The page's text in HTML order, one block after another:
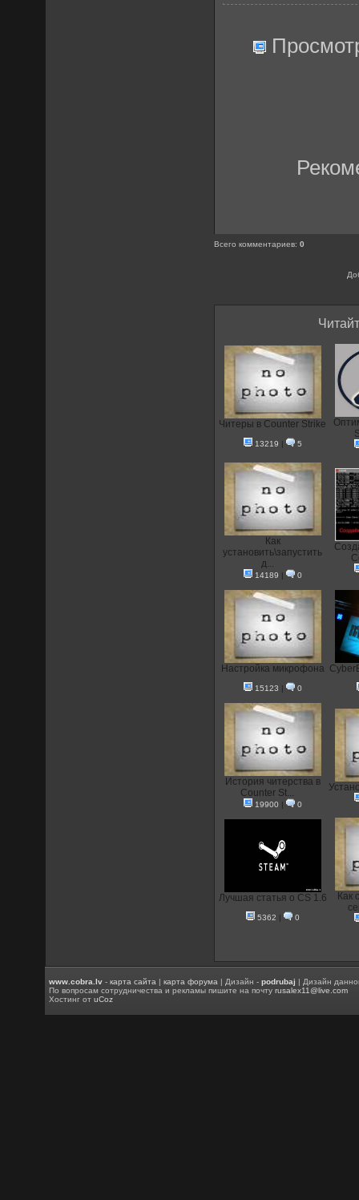
Всего комментариев:0
Читеры в Counter Strike
13219 | 5
Как
установить\запустить
д...
14189 | 0
Настройка микрофона
15123 | 0
История читерства в
Counter St...
19900 | 0
Лучшая статья о CS 1.6
5362 | 0
Как
www.cobra.lv -карта сайта |карта форума | Дизайн -podrubaj | Дизайн
По вопросам сотрудничества и рекламы пишите на почтуrusalex11@live.com
Хостинг отuCoz